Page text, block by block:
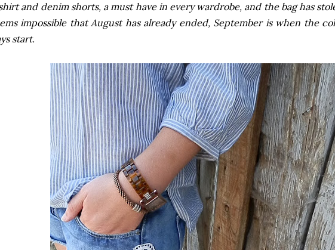
and denim shorts, a must have in every wardrobe, and the bag has
impossible that August has already ended, September is when the
start.